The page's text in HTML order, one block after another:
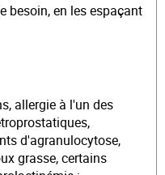
besoin, en les espaçant
allergie à l'un des
d'agranulocytose,
grasse, certains